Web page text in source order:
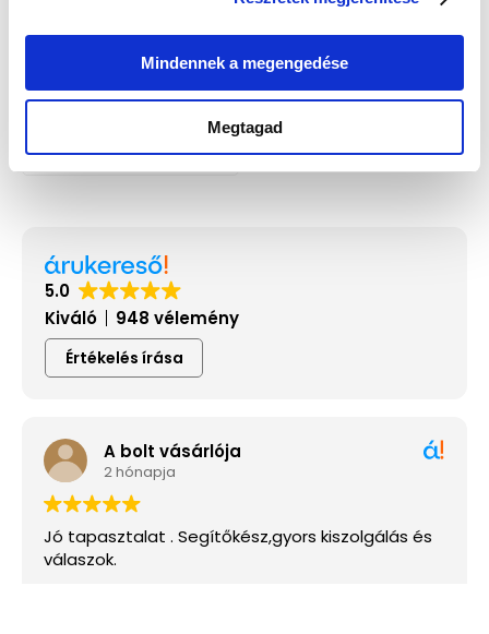
Mindennek a megengedése
Megtagad
Timeless Chronograph